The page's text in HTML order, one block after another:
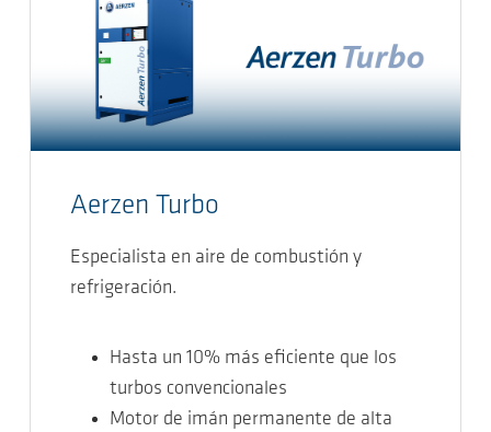
Aerzen Turbo
Especialista en aire de combustión y
refrigeración.
Hasta un 10% más eficiente que los
turbos convencionales
Motor de imán permanente de alta